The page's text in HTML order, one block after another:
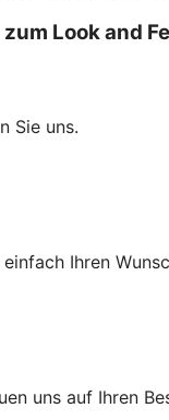
Look and
Sie uns.
Ihren
uns auf Ihren